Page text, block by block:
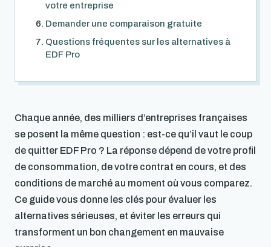
votre entreprise
Demander une comparaison gratuite
Questions fréquentes sur les alternatives à
EDF Pro
Chaque année, des milliers d’entreprises françaises
se posent la même question : est-ce qu’il vaut le coup
de quitter EDF Pro ? La réponse dépend de votre profil
de consommation, de votre contrat en cours, et des
conditions de marché au moment où vous comparez.
Ce guide vous donne les clés pour évaluer les
alternatives sérieuses, et éviter les erreurs qui
transforment un bon changement en mauvaise